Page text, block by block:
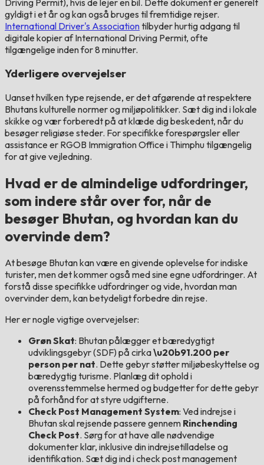
gyldigt i et år og kan også bruges til fremtidige rejser.
International Driver's Associationtilbyder hurtig adgang til
digitale kopier af International Driving Permit, ofte
tilgængelige inden for 8 minutter.
Yderligere overvejelser
Uanset hvilken type rejsende, er det afgørende at respektere
Bhutans kulturelle normer og miljøpolitikker. Sæt dig ind i lokale
skikke og vær forberedt på at klæde dig beskedent, når du
besøger religiøse steder. For specifikke forespørgsler eller
assistance er RGOB Immigration Office i Thimphu tilgængelig
for at give vejledning.
Hvad er de almindelige udfordringer,
som indere står over for, når de
besøger Bhutan, og hvordan kan du
overvinde dem?
At besøge Bhutan kan være en givende oplevelse for indiske
turister, men det kommer også med sine egne udfordringer. At
forstå disse specifikke udfordringer og vide, hvordan man
overvinder dem, kan betydeligt forbedre din rejse.
Her er nogle vigtige overvejelser:
Grøn Skat: Bhutan pålægger et bæredygtigt
udviklingsgebyr (SDF) på cirka\u20b91.200 per
person per nat. Dette gebyr støtter miljøbeskyttelse og
bæredygtig turisme. Planlæg dit ophold i
overensstemmelse hermed og budgetter for dette gebyr
på forhånd for at styre udgifterne.
Check Post Management System: Ved indrejse i
Bhutan skal rejsende passere gennem Rinchending
Check Post. Sørg for at have alle nødvendige
dokumenter klar, inklusive din indrejsetilladelse og
identifikation. Sæt dig ind i check post management